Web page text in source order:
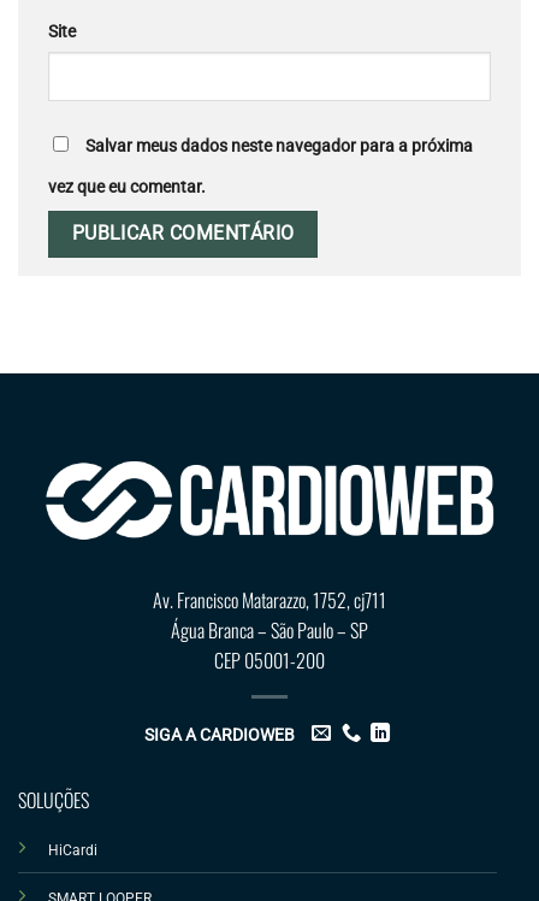
Site
Salvar meus dados neste navegador para a próxima
vez que eu comentar.
Av. Francisco Matarazzo, 1752, cj711
Água Branca – São Paulo – SP
CEP 05001-200
SIGA A CARDIOWEB
SOLUÇÕES
HiCardi